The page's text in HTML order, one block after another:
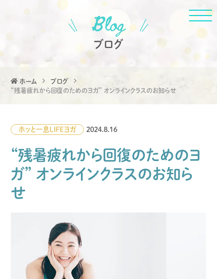
ブログ
ホーム
ブログ
“残暑疲れから回復のためのヨガ” オンラインクラスのお知らせ
ホッと一息 LIFEヨガ 2024.8.16
“残暑疲れから回復のためのヨ
ガ” オンラインクラスのお知ら
せ